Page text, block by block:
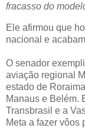
fracasso do
Ele afirmou que
nacional e
O senador
aviação regional
estado de
Manaus e Belém.
Transbrasil e a
Meta a fazer vôos